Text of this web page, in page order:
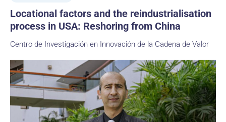
Locational factors and the reindustrialisation
process in USA: Reshoring from China
Centro de Investigación en Innovación de la Cadena de Valor